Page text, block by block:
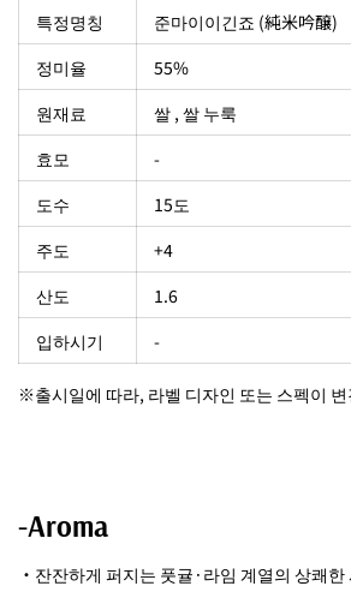
특정명칭
준마이이긴죠 (純米吟醸)
정미율
55%
원재료
쌀 , 쌀 누룩
효모
-
도수
15도
주도
+4
산도
1.6
입하시기
-
※출시일에 따라, 라벨 디자인 또는 스펙이
-Aroma
・잔잔하게 퍼지는 풋귤·라임 계열의 상쾌